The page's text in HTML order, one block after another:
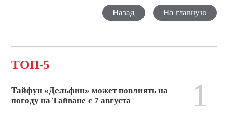
Назад На главную
ТОП-5
Тайфун «Дельфин» может повлиять на
погоду на Тайване с 7 августа
1